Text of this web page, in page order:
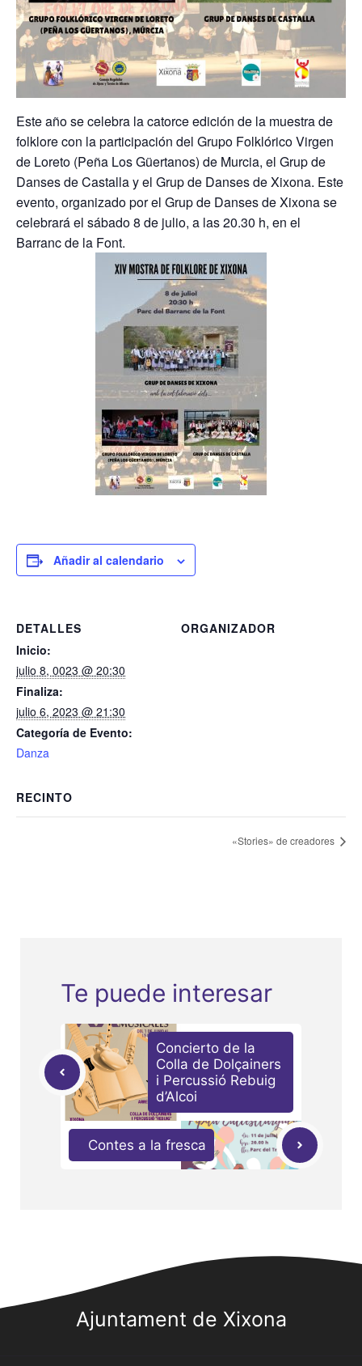
Este año se celebra la catorce edición de la muestra de
folklore con la participación del Grupo Folklórico Virgen
de Loreto (Peña Los Güertanos) de Murcia, el Grup de
Danses de Castalla y el Grup de Danses de Xixona. Este
evento, organizado por el Grup de Danses de Xixona se
celebrará el sábado 8 de julio, a las 20.30 h, en el
Barranc de la Font.
Añadir al calendario
DETALLES
Inicio:
julio 8, 0023 @ 20:30
Finaliza:
julio 6, 2023 @ 21:30
Categoría de Evento:
Danza
ORGANIZADOR
RECINTO
«Stories» de creadores
Te puede interesar
Concierto de la
Colla de Dolçainers
i Percussió Rebuig
d’Alcoi
Contes a la fresca
Ajuntament de Xixona